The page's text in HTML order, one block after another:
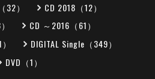
32）
CD 2018（12）
CD ～2016（61）
DIGITAL Single（349）
DVD（1）